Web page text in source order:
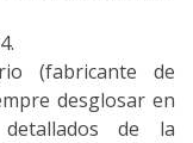
(fabricante de
desglosar en
de la